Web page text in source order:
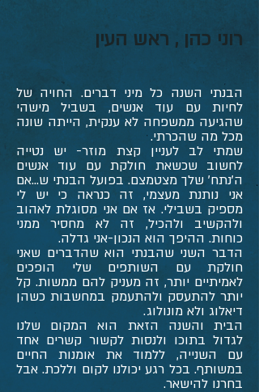
רוני כהן , ראש העין
הבנתי השנה כל מיני דברים. החויה של
לחיות עם עוד אנשים, בשביל מישהי
שהגיעה ממשפחה לא ענקית, הייתה שונה
מכל מה שהכרתי.
שמתי לב לעניין קצת מוזר- יש נטייה
לחשוב שכשאת חולקת עם עוד אנשים
ה'נתח' שלך מצטמצם. בפועל הבנתי ש...אם
אני נותנת מעצמי, זה כנראה כי יש לי
מספיק בשבילי. אז אם אני מסוגלת לאהוב
ולהקשיב ולהכיל, זה לא מחסיר ממני
כוחות. ההיפך הוא הנכון-אני גדלה.
הדבר השני שהבנתי הוא שהדברים שאני
חולקת עם השותפים שלי הופכים
לאמיתיים יותר, זה מעניק להם ממשות. קל
יותר להתעסק ולהתעמק במחשבות כשהן
דיאלוג ולא מונולוג.
הבית והשנה הזאת הוא המקום שלנו
לגדול בתוכו ולנסות לקשור קשרים אחד
עם השנייה, ללמוד את אומנות החיים
במשותף. בכל רגע יכולנו לקום וללכת. אבל
בחרנו להישאר.